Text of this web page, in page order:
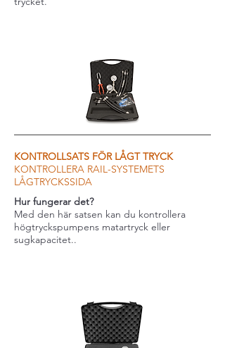
KONTROLLSATS FÖR LÅGT TRYCK
KONTROLLERA RAIL-SYSTEMETS
LÅGTRYCKSSIDA
Hur fungerar det?
Med den här satsen kan du kontrollera
högtryckspumpens matartryck eller
sugkapacitet..